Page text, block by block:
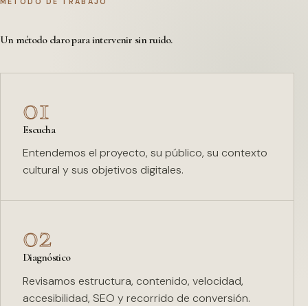
Un método claro para intervenir sin ruido.
01
Escucha
Entendemos el proyecto, su público, su contexto
cultural y sus objetivos digitales.
02
Diagnóstico
Revisamos estructura, contenido, velocidad,
accesibilidad, SEO y recorrido de conversión.